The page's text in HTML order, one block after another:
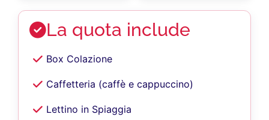
La quota include
Box Colazione
Caffetteria (caffè e cappuccino)
Lettino in Spiaggia